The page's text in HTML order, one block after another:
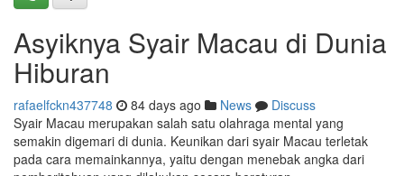
Asyiknya Syair Macau di Dunia
Hiburan
rafaelfckn437748 84 days ago News
Discuss
Syair Macau merupakan salah satu olahraga mental yang
semakin digemari di dunia. Keunikan dari syair Macau terletak
pada cara memainkannya, yaitu dengan menebak angka dari